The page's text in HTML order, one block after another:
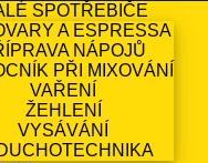
SPOTŘEBIČE
A ESPRESSA
NÁPOJŮ
PŘI MIXOVÁNÍ
VAŘENÍ
ŽEHLENÍ
VYSÁVÁNÍ